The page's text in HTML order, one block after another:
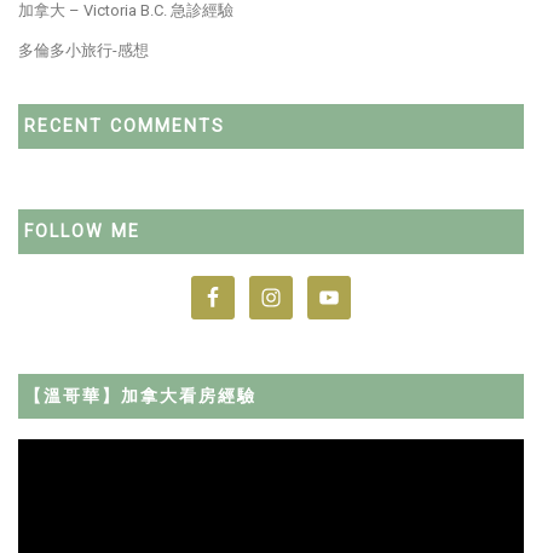
加拿大 – Victoria B.C. 急診經驗
多倫多小旅行-感想
RECENT COMMENTS
FOLLOW ME
【溫哥華】加拿大看房經驗